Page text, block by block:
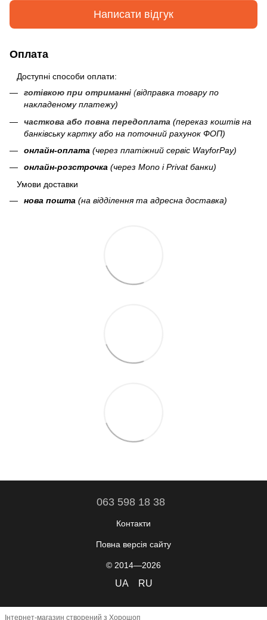
Написати відгук
Оплата
Доступні способи оплати:
готівкою при отриманні (відправка товару по
накладеному платежу)
часткова або повна передоплата (переказ коштів на
банківську картку або на поточний рахунок ФОП)
онлайн-оплата (через платіжний сервіс WayforPay)
онлайн-розстрочка (через Mono і Privat банки)
Умови доставки
нова пошта (на відділення та адресна доставка)
063 598 18 38
Контакти
Повна версія сайту
© 2014—2026
UA RU
Інтернет-магазин створений з Хорошоп